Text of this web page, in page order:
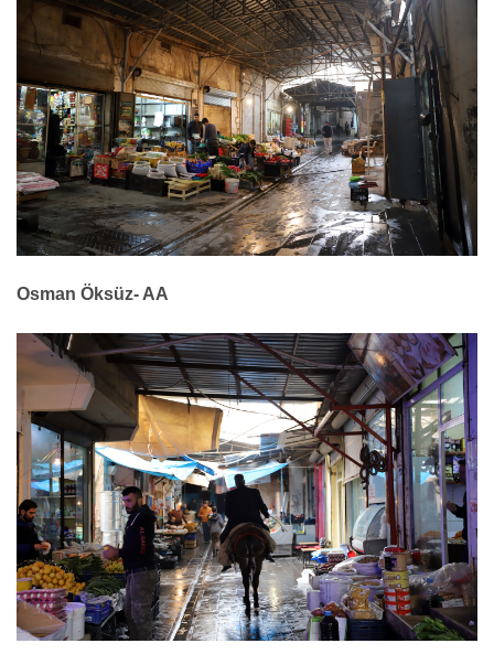
Osman Öksüz- AA